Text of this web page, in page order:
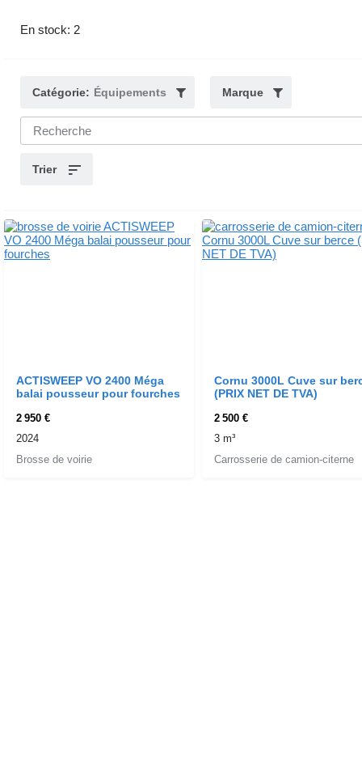
En stock: 2
Catégorie: Équipements Marque
Trier
ACTISWEEP VO 2400 Méga
balai pousseur pour fourches
2 950 €
Brosse de voirie
2024
Cornu 3000L Cuve sur
(PRIX NET DE TVA)
2 500 €
Carrosserie de camion-citerne
3 m³